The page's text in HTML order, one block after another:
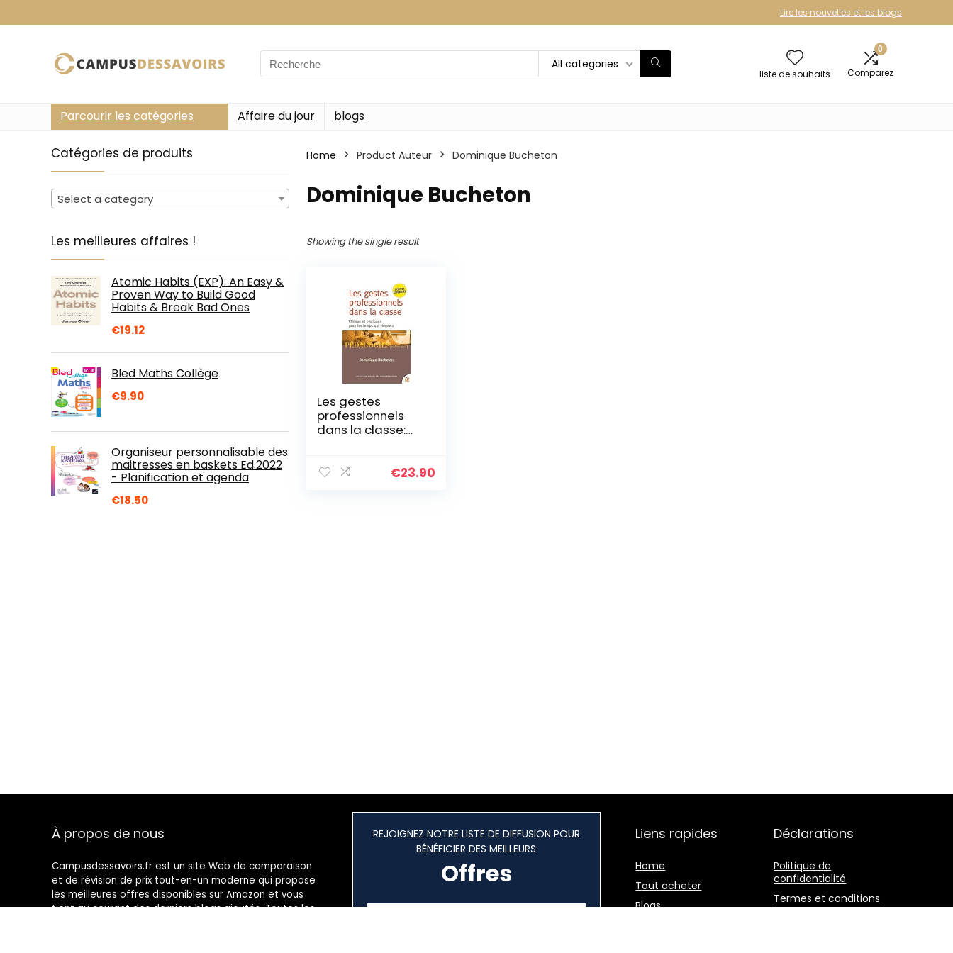
Lire les nouvelles et les blogs
Search
for:
All categories
liste de souhaits
0
Comparez
Parcourir les catégories Affaire du jour blogs
Catégories de produits
Select a category
Les meilleures affaires !
Atomic Habits (EXP): An Easy &
Proven Way to Build Good
Habits & Break Bad Ones
€19.12
Bled Maths Collège
€9.90
Organiseur personnalisable des
maitresses en baskets Ed.2022
- Planification et agenda
€18.50
Home Product Auteur Dominique Bucheton
Dominique Bucheton
Showing the single result
Les gestes
professionnels
dans la classe:
temps qui
€23.90
À propos de nous
Campusdessavoirs.fr est un site Web de comparaison
et de révision de prix tout-en-un moderne qui propose
les meilleures offres disponibles sur Amazon et vous
tient au courant des derniers blogs ajoutés. Toutes les
REJOIGNEZ NOTRE LISTE DE DIFFUSION POUR
BÉNÉFICIER DES MEILLEURS
Offres
Liens rapides
Home
Tout acheter
Blogs
Déclarations
Politique de
confidentialité
Termes et conditions